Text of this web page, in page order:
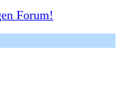
Forum!